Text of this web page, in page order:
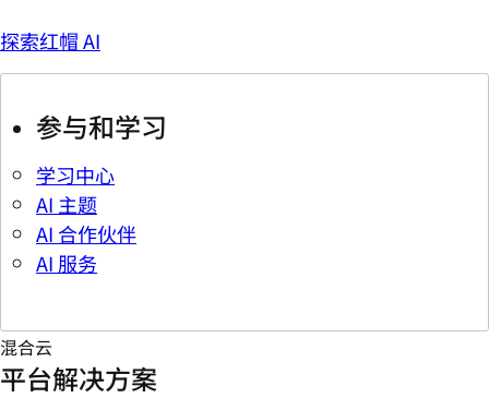
探索红帽 AI
参与和学习
学习中心
AI 主题
AI 合作伙伴
AI 服务
混合云
平台解决方案